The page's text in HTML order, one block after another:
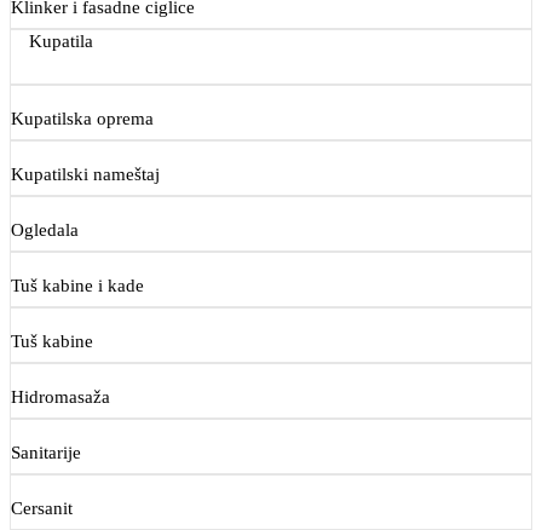
Klinker i fasadne ciglice
Kupatila
Kupatilska oprema
Kupatilski nameštaj
Ogledala
Tuš kabine i kade
Tuš kabine
Hidromasaža
Sanitarije
Cersanit